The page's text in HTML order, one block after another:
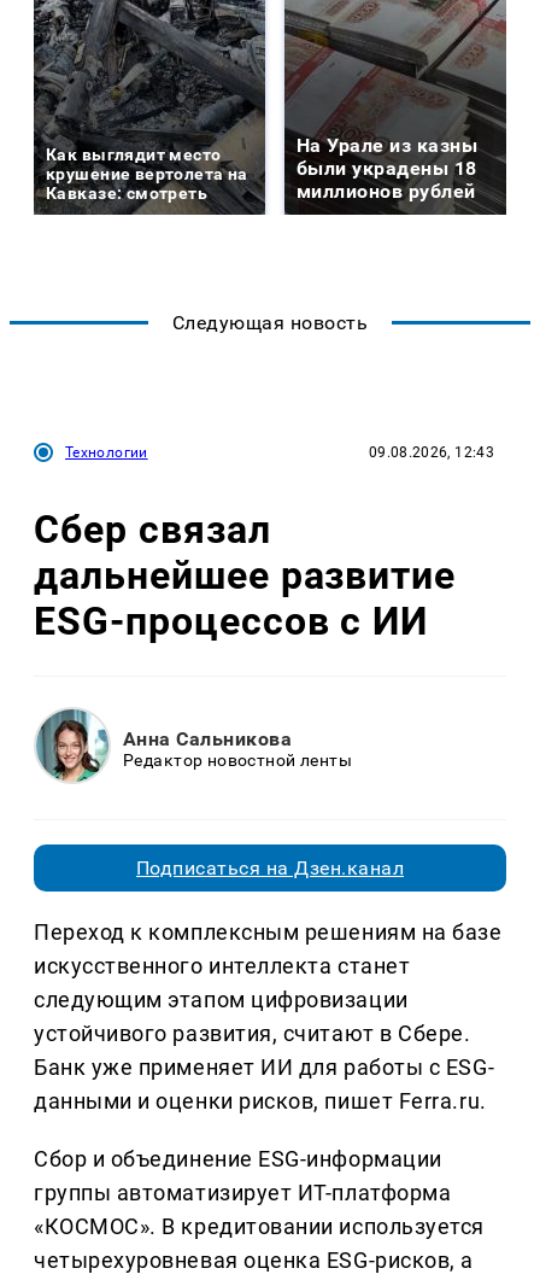
Как выглядит место
крушение вертолета на
Кавказе: смотреть
На Урале из казны
были украдены 18
миллионов рублей
Следующая новость
Технологии 09.08.2026, 12:43
Сбер связал
дальнейшее развитие
ESG-процессов с ИИ
Анна Сальникова
Редактор новостной ленты
Подписаться на Дзен.канал
Переход к комплексным решениям на базе
искусственного интеллекта станет
следующим этапом цифровизации
устойчивого развития, считают в Сбере.
Банк уже применяет ИИ для работы с ESG-
данными и оценки рисков, пишет Ferra.ru.
Сбор и объединение ESG-информации
группы автоматизирует ИТ-платформа
«КОСМОС». В кредитовании используется
четырехуровневая оценка ESG-рисков, а